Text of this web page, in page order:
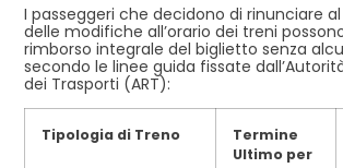
I passeggeri che decidono di rinunciare
delle modifiche all’orario dei treni
rimborso integrale del biglietto senza
secondo le linee guida fissate
dei Trasporti (ART):
Tipologia di Treno
Termine
Ultimo per